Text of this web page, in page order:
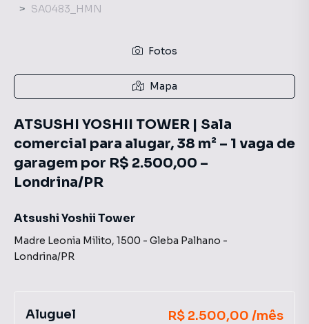
SA0483_HMN
Fotos
Mapa
ATSUSHI YOSHII TOWER | Sala
comercial para alugar, 38 m² – 1 vaga de
garagem por R$ 2.500,00 –
Londrina/PR
Atsushi Yoshii Tower
Madre Leonia Milito, 1500 - Gleba Palhano -
Londrina/PR
Aluguel R$ 2.500,00 /mês